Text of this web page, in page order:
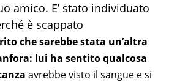
amico. E’ stato individuato
è scappato
che sarebbe stata un’altra
lui ha sentito qualcosa
avrebbe visto il sangue e si